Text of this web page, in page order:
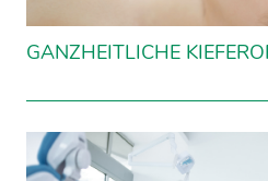
GANZHEITLICHE